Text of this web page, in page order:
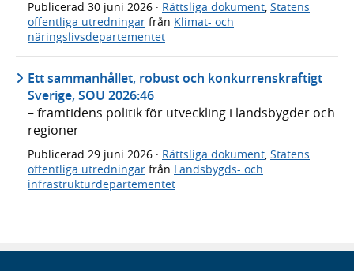
Publicerad 30 juni 2026 · Rättsliga dokument, Statens
offentliga utredningar från Klimat- och
näringslivsdepartementet
Ett sammanhållet, robust och konkurrenskraftigt
Sverige, SOU 2026:46
– framtidens politik för utveckling i landsbygder och
regioner
Publicerad 29 juni 2026 · Rättsliga dokument Statens
offentliga utredningar från Landsbygds- och
infrastrukturdepartementet